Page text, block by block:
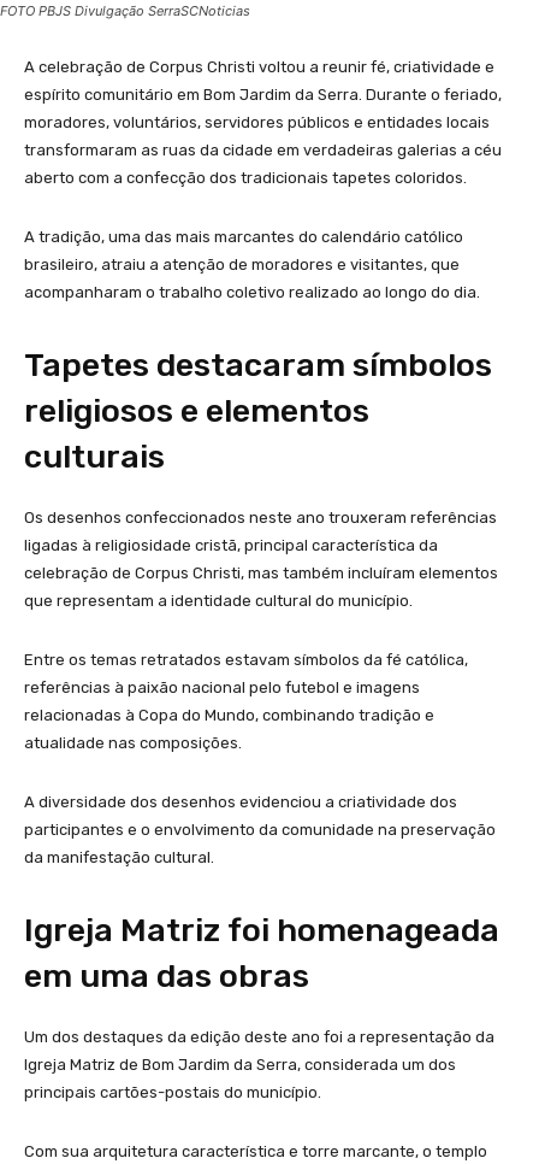
FOTO PBJS Divulgação SerraSCNoticias
A celebração de Corpus Christi voltou a reunir fé, criatividade e
espírito comunitário em Bom Jardim da Serra. Durante o feriado,
moradores, voluntários, servidores públicos e entidades locais
transformaram as ruas da cidade em verdadeiras galerias a céu
aberto com a confecção dos tradicionais tapetes coloridos.
A tradição, uma das mais marcantes do calendário católico
brasileiro, atraiu a atenção de moradores e visitantes, que
acompanharam o trabalho coletivo realizado ao longo do dia.
Tapetes destacaram símbolos
religiosos e elementos
culturais
Os desenhos confeccionados neste ano trouxeram referências
ligadas à religiosidade cristã, principal característica da
celebração de Corpus Christi, mas também incluíram elementos
que representam a identidade cultural do município.
Entre os temas retratados estavam símbolos da fé católica,
referências à paixão nacional pelo futebol e imagens
relacionadas à Copa do Mundo, combinando tradição e
atualidade nas composições.
A diversidade dos desenhos evidenciou a criatividade dos
participantes e o envolvimento da comunidade na preservação
da manifestação cultural.
Igreja Matriz foi homenageada
em uma das obras
Um dos destaques da edição deste ano foi a representação da
Igreja Matriz de Bom Jardim da Serra, considerada um dos
principais cartões-postais do município.
Com sua arquitetura característica e torre marcante, o templo